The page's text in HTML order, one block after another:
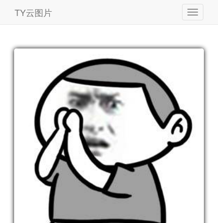
TY云图片